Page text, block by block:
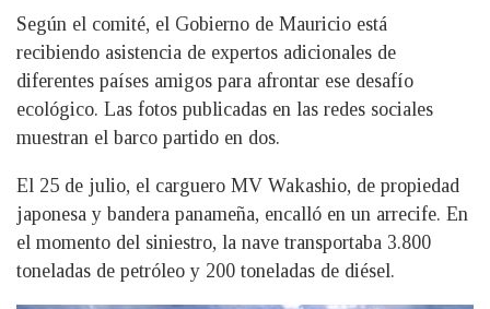
Según el comité, el Gobierno de Mauricio está
recibiendo asistencia de expertos adicionales de
diferentes países amigos para afrontar ese desafío
ecológico. Las fotos publicadas en las redes sociales
muestran el barco partido en dos.
El 25 de julio, el carguero MV Wakashio, de propiedad
japonesa y bandera panameña, encalló en un arrecife. En
el momento del siniestro, la nave transportaba 3.800
toneladas de petróleo y 200 toneladas de diésel.